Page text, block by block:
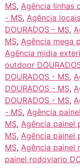
MS, Agência linhas
- MS, Agência
DOURADOS - MS,
MS, Agência mega
Agência midia
outdoor
DOURADOS - MS,
DOURADOS - MS,
DOURADOS - MS,
- MS, Agência
MS, Agência painel
MS, Agência painel
MS, Agência painel
painel rodoviario